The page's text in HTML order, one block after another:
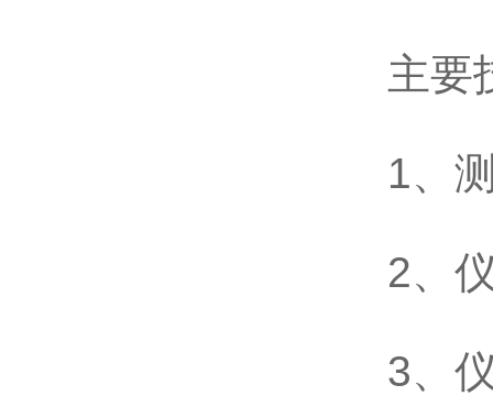
主要
1、
2、
3、